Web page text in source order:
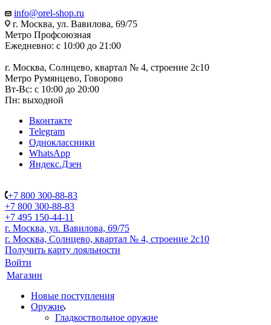
info@orel-shop.ru
г. Москва, ул. Вавилова, 69/75
Метро Профсоюзная
Ежедневно: с 10:00 до 21:00
г. Москва, Солнцево, квартал № 4, строение 2с10
Метро Румянцево, Говорово
Вт-Вс: с 10:00 до 20:00
Пн: выходной
Вконтакте
Telegram
Одноклассники
WhatsApp
Яндекс.Дзен
+7 800 300-88-83
+7 800 300-88-83
+7 495 150-44-11
г. Москва, ул. Вавилова, 69/75
г. Москва, Солнцево, квартал № 4, строение 2с10
Получить карту лояльности
Войти
Магазин
Новые поступления
Оружие
Гладкоствольное оружие